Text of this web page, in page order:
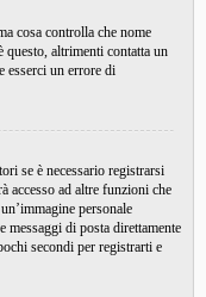
cosa controlla che nome
altrimenti contatta un
esserci un errore di
se è necessario registrarsi
accesso ad altre funzioni che
personale
di posta direttamente
secondi per registrarti e